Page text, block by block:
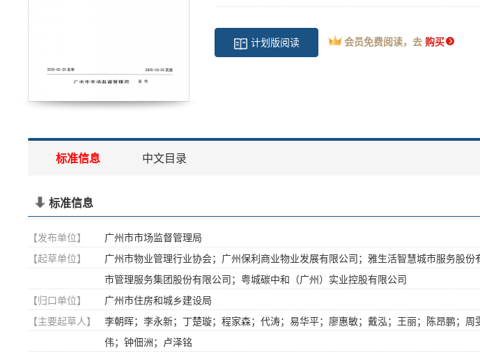
计划版阅读 会员免费阅读，去 购买
标准信息 中文目录
标准信息
【发布单位】
广州市市场监督管理局
【起草单位】
广州市物业管理行业协会；广州保利商业物业发展有限公司；雅生活智慧城市服务股
市管理服务集团股份有限公司；粤城碳中和（广州）实业控股有限公司
【归口单位】
广州市住房和城乡建设局
【主要起草人】
李朝晖；李永新；丁楚璇；程家森；代涛；易华平；廖惠敏；戴泓；王丽；陈昂鹏；
伟；钟佃洲；卢泽铭